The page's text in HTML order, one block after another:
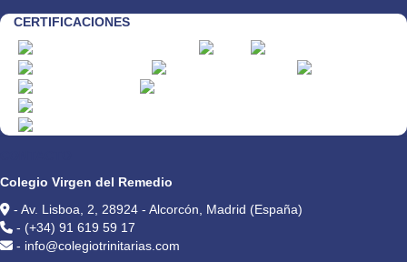
CERTIFICACIONES
Colegio Virgen del Remedio
- Av. Lisboa, 2, 28924 - Alcorcón, Madrid (España)
- (+34) 91 619 59 17
- info@colegiotrinitarias.com